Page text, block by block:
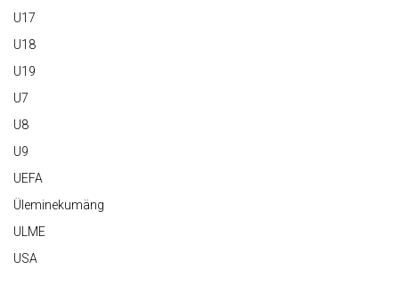
U17
U18
U19
U7
U8
U9
UEFA
Üleminekumäng
ULME
USA